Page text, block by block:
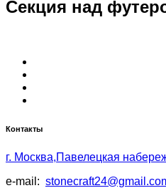
Секция над
Контакты
г. Москва,Павелецкая
e-mail: